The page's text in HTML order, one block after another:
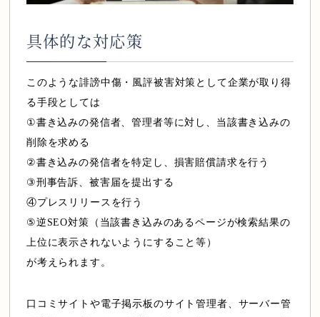
具体的な対応策
このような誹謗中傷・風評被害対策として企業が取り得
る手段としては
①書き込みの発信者、管理者等に対し、当該書き込みの
削除を求める
②書き込みの発信者を特定し、損害賠償請求を行う
③刑事告訴、被害届を提出する
④プレスリリースを行う
⑤逆SEO対策（当該書き込みのあるページが検索結果の
上位に表示されないようにすること等）
が考えられます。
口コミサイトや電子掲示板のサイト管理者、サーバー管
会員様専用ログイン